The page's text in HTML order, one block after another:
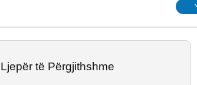
Ljepër të Përgjithshme